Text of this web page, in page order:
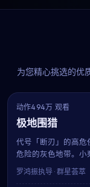
为您精心挑选的优
热播
动作494万 观看
极地围猎
代号「断刃」的高危
危险的灰色地带。小
念与生死。罗鸿振招
罗鸿振执导 · 群星荟萃